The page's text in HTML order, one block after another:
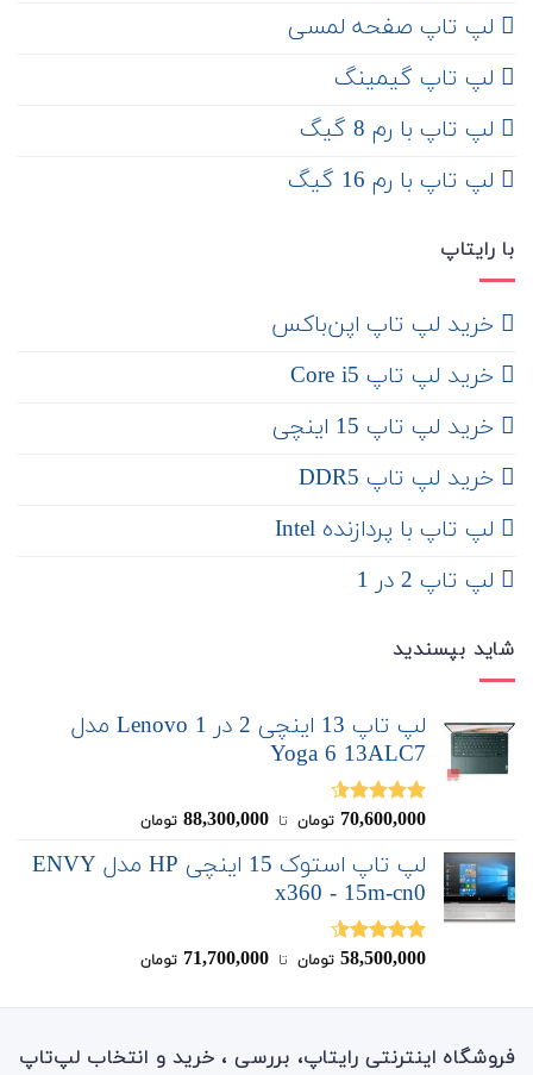
لپ تاپ صفحه لمسی
لپ تاپ گیمینگ
لپ تاپ با رم 8 گیگ
لپ تاپ با رم 16 گیگ
با رایتاپ
‌ خرید لپ تاپ اپن‌باکس
خرید لپ تاپ Core i5
‌‌ خرید لپ تاپ 15 اینچی
خرید لپ تاپ DDR5
لپ تاپ با پردازنده Intel
لپ تاپ 2 در 1
شاید بپسندید
لپ تاپ 13 اینچی 2 در 1 Lenovo مدل
Yoga 6 13ALC7
نمره4.50
70,600,000 تومان ‌ تا ‌ 88,300,000 تومان
لپ تاپ استوک 15 اینچی HP مدل ENVY
x360 - 15m-cn0
نمره4.50
58,500,000 تومان ‌ تا ‌ 71,700,000 تومان
فروشگاه اینترنتی رایتاپ، بررسی ، خرید و انتخاب لپ‌تاپ